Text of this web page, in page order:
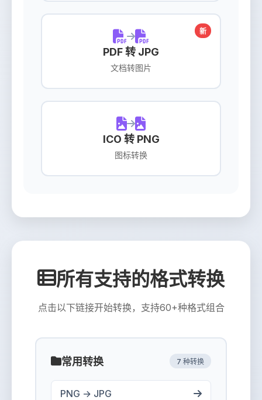
PDF 转 JPG
文档转图片
新
ICO 转 PNG
图标转换
所有支持的格式转换
点击以下链接开始转换，支持60+种格式组合
常用转换 7 种转换
PNG → JPG